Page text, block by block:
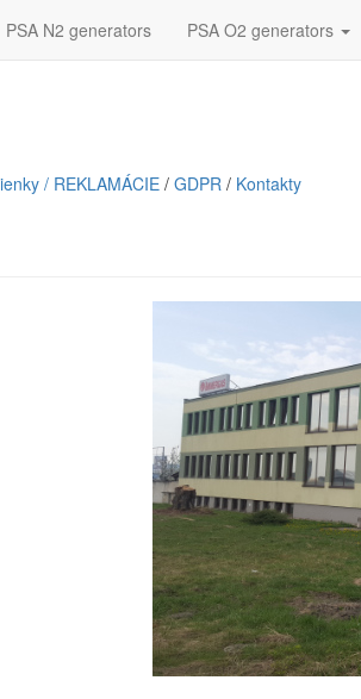
/ REKLAMÁCIE / GDPR / Kontakty
PSA N2 generators PSA O2 generators